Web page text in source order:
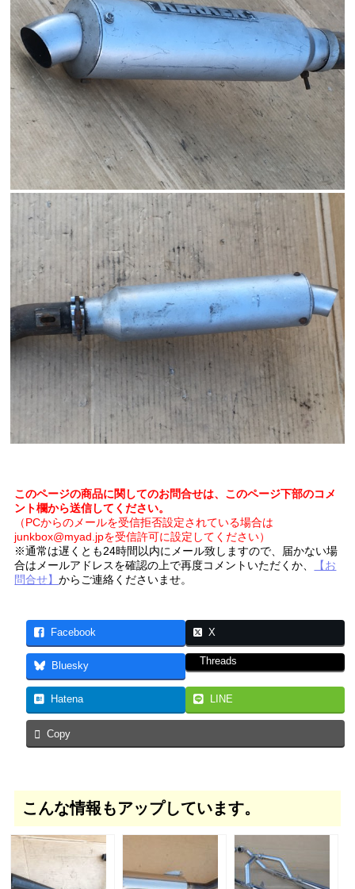
このページの商品に関してのお問合せは、このページ下部のコメ
ント欄から送信してください。
（PCからのメールを受信拒否設定されている場合は
junkbox@myad.jpを受信許可に設定してください）
※通常は遅くとも24時間以内にメール致しますので、届かない場
合はメールアドレスを確認の上で再度コメントいただくか、
【お
問合せ】からご連絡くださいませ。
Facebook X
Bluesky Threads
Hatena LINE
Copy
こんな情報もアップしています。